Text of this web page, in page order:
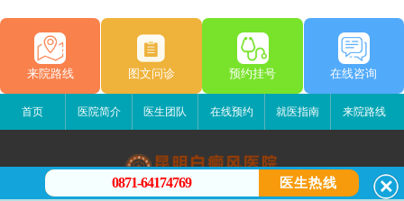
来院路线 图文问诊 预约挂号 在线咨询
首页 医院简介 医生团队 在线预约 就医指南 来院路线
0871-64174769 医生热线